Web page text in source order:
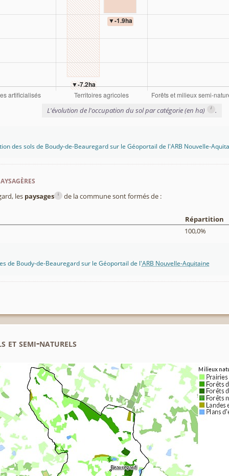
L'évolution de l'occupation du sol par catégorie (en ha) i .
des sols de Boudy-de-Beauregard sur le Géoportail de l'ARB Nouvelle-
les paysages i de la commune sont formés de :
Répartition
100,0%
de Boudy-de-Beauregard sur le Géoportail de l'ARB Nouvelle-Aquitaine
et semi-naturels